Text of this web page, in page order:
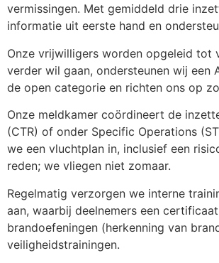
vermissingen. Met gemiddeld drie
informatie uit eerste hand en
Onze vrijwilligers worden opgeleid tot
verder wil gaan, ondersteunen wij
de open categorie en richten ons op
Onze meldkamer coördineert de
(CTR) of onder Specific Operations
we een vluchtplan in, inclusief een
reden; we vliegen niet zomaar.
Regelmatig verzorgen we interne
aan, waarbij deelnemers een
brandoefeningen (herkenning van
veiligheidstrainingen.